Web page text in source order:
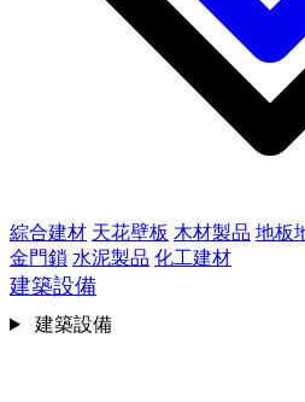
綜合建材 天花壁板 木材製品 地板
金門鎖 水泥製品 化工建材
建築設備
建築設備